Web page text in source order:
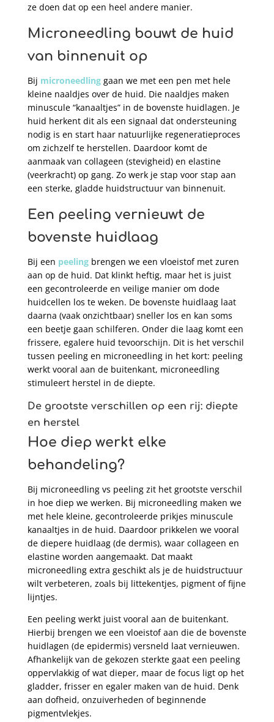
ze doen dat op een heel andere manier.
Microneedling bouwt de huid
van binnenuit op
Bij microneedlinggaan we met een pen met hele
kleine naaldjes over de huid. Die naaldjes maken
minuscule “kanaaltjes” in de bovenste huidlagen. Je
huid herkent dit als een signaal dat ondersteuning
nodig is en start haar natuurlijke regeneratieproces
om zichzelf te herstellen. Daardoor komt de
aanmaak van collageen (stevigheid) en elastine
(veerkracht) op gang. Zo werk je stap voor stap aan
een sterke, gladde huidstructuur van binnenuit.
Een peeling vernieuwt de
bovenste huidlaag
Bij een peelingbrengen we een vloeistof met zuren
aan op de huid. Dat klinkt heftig, maar het is juist
een gecontroleerde en veilige manier om dode
huidcellen los te weken. De bovenste huidlaag laat
daarna (vaak onzichtbaar) sneller los en kan soms
een beetje gaan schilferen. Onder die laag komt een
frissere, egalere huid tevoorschijn. Dit is het verschil
tussen peeling en microneedling in het kort: peeling
werkt vooral aan de buitenkant, microneedling
stimuleert herstel in de diepte.
De grootste verschillen op een rij: diepte
en herstel
Hoe diep werkt elke
behandeling?
Bij microneedling vs peeling zit het grootste verschil
in hoe diep we werken. Bij microneedling maken we
met hele kleine, gecontroleerde prikjes minuscule
kanaaltjes in de huid. Daardoor prikkelen we vooral
de diepere huidlaag (de dermis), waar collageen en
elastine worden aangemaakt. Dat maakt
microneedling extra geschikt als je de huidstructuur
wilt verbeteren, zoals bij littekentjes, pigment of fijne
lijntjes.
Een peeling werkt juist vooral aan de buitenkant.
Hierbij brengen we een vloeistof aan die de bovenste
huidlagen (de epidermis) versneld laat vernieuwen.
Afhankelijk van de gekozen sterkte gaat een peeling
oppervlakkig of wat dieper, maar de focus ligt op het
gladder, frisser en egaler maken van de huid. Denk
aan dofheid, onzuiverheden of beginnende
pigmentvlekjes.